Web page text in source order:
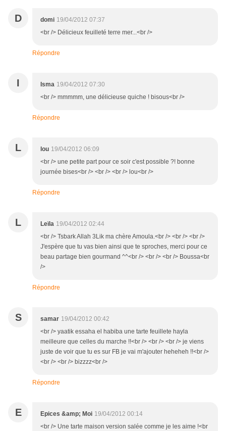
D domi 19/04/2012 07:37
<br /> Délicieux feuilleté terre mer...<br />
Répondre
I Isma 19/04/2012 07:30
<br /> mmmmm, une délicieuse quiche ! bisous<br />
Répondre
L lou 19/04/2012 06:09
<br /> une petite part pour ce soir c'est possible ?! bonne
journée bises<br /> <br /> <br /> lou<br />
Répondre
L Leïla 19/04/2012 02:44
<br /> Tsbark Allah 3Lik ma chère Amoula.<br /> <br /> <br />
J'espère que tu vas bien ainsi que te sproches, merci pour ce
beau partage bien gourmand ^^<br /> <br /> <br /> Boussa<br
/>
Répondre
S samar 19/04/2012 00:42
<br /> yaatik essaha el habiba une tarte feuillete hayla
meilleure que celles du marche !!<br /> <br /> <br /> je viens
juste de voir que tu es sur FB je vai m'ajouter heheheh !!<br />
<br /> <br /> bizzzz<br />
Répondre
E Epices &amp; Moi 19/04/2012 00:14
<br /> Une tarte maison version salée comme je les aime !<br